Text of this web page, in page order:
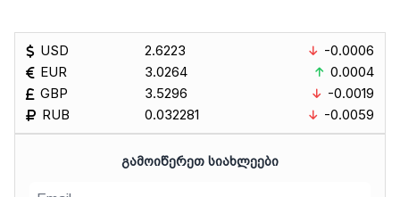
USD
EUR
GBP
RUB
2.6223
3.0264
3.5296
0.032281
-0.0006
0.0004
-0.0019
-0.0059
ᲒᲐᲛᲝᲘᲬᲔᲠᲔᲗ ᲡᲘᲐᲮᲚᲔᲔᲑᲘ